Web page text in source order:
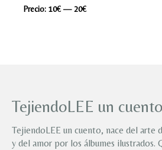
Precio
Precio
Precio: 10€ — 20€
TejiendoLEE un cuento
TejiendoLEE un cuento, nace del arte
y del amor por los álbumes ilustrados.